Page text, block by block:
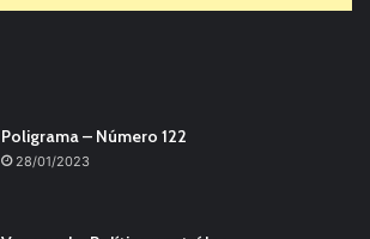
Poligrama – Número 122
28/01/2023